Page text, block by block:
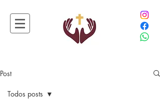
Post
Todos posts